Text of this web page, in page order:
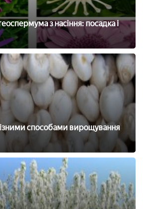
з насіння: посадка і
способами вирощування